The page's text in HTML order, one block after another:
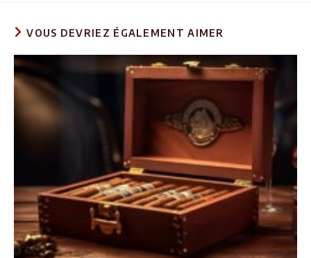
VOUS DEVRIEZ ÉGALEMENT AIMER